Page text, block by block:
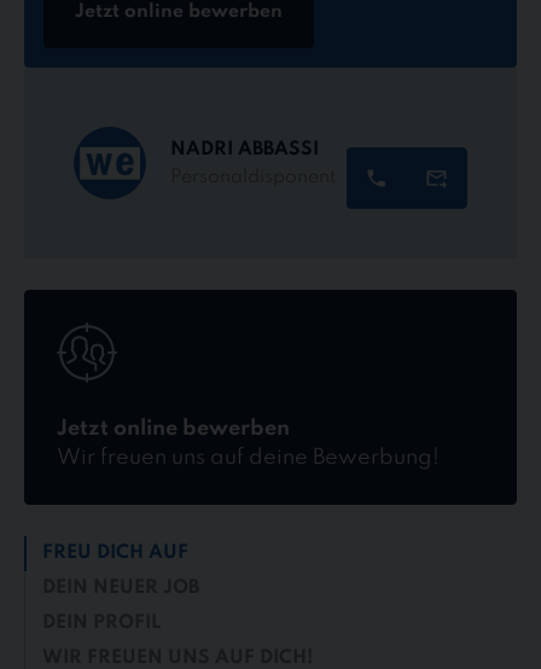
Jetzt online bewerben
NADRI ABBASSI
Jetzt online bewerben
Wir freuen uns auf deine Bewerbung!
online
bewerben
FREU DICH AUF